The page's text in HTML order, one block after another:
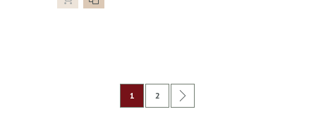
Attualmente stai leggendo la pagina
1 Pagina
2